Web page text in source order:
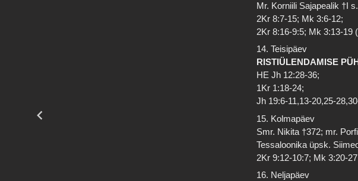
Mr. Korniili Sajapealik †I s.
2Kr 8:7-15; Mk 3:6-12;
2Kr 8:16-9:5; Mk 3:13-19
14. Teisipäev
RISTIÜLENDAMISE
HE Jh 12:28-36;
1Kr 1:18-24;
Jh 19:6-11,13-20,25-
15. Kolmapäev
Smr. Nikita †372; mr.
Tessaloonika üpsk.
2Kr 9:12-10:7; Mk 3:20-27
16. Neljapäev